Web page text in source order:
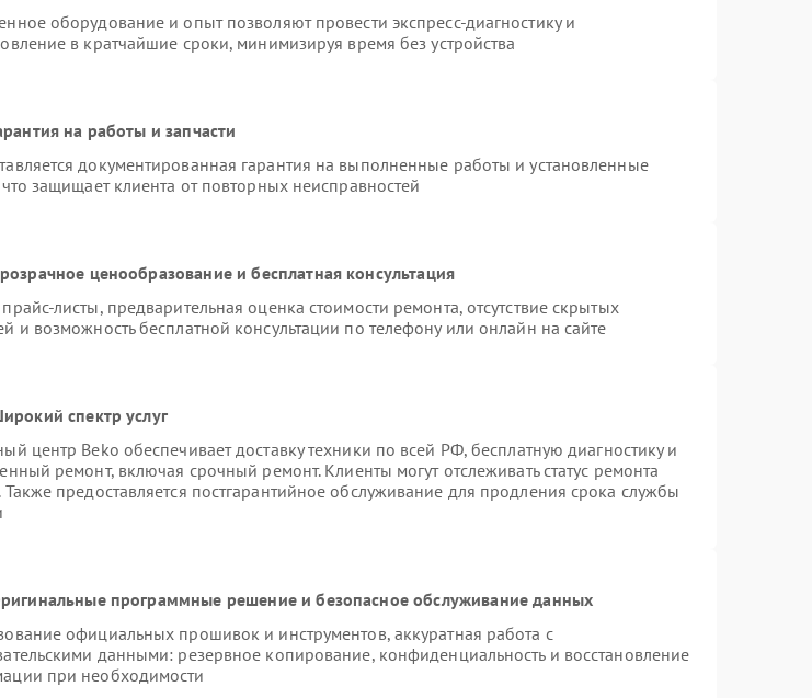
оборудование и опыт позволяют провести экспресс-диагностику и
в кратчайшие сроки, минимизируя время без устройства
на работы и запчасти
документированная гарантия на выполненные работы и установленные
защищает клиента от повторных неисправностей
ценообразование и бесплатная консультация
листы, предварительная оценка стоимости ремонта, отсутствие скрытых
и возможность бесплатной консультации по телефону или онлайн на сайте
спектр услуг
центр Beko обеспечивает доставку техники по всей РФ, бесплатную диагностику и
ремонт, включая срочный ремонт. Клиенты могут отслеживать статус ремонта
Также предоставляется постгарантийное обслуживание для продления срока службы
программные решение и безопасное обслуживание данных
официальных прошивок и инструментов, аккуратная работа с
данными: резервное копирование, конфиденциальность и восстановление
при необходимости